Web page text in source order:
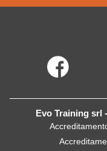
Evo Training srl